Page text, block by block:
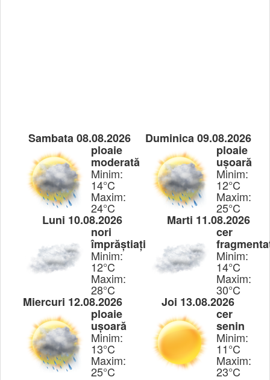
Sambata 08.08.2026
ploaie
moderată
Minim:
14°C
Maxim:
24°C
Duminica 09.08.2026
ploaie
ușoară
Minim:
12°C
Maxim:
25°C
Luni 10.08.2026
nori
împrăștiați
Minim:
12°C
Maxim:
28°C
Marti 11.08.2026
cer
Minim:
14°C
Maxim:
30°C
Miercuri 12.08.2026
ploaie
ușoară
Minim:
13°C
Maxim:
25°C
Joi 13.08.2026
cer
senin
Minim:
11°C
Maxim:
23°C